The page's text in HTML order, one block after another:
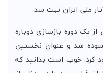
یک دوره بازسازی دوباره
شد و عنوان نخستین
کرد. خوب است بدانید که